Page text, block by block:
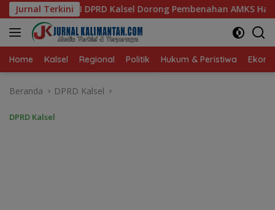
Langsung
ke
konten
Jurnal Terkini
Pembenahan AMKS Hasanuddin Ketua TP PKK
Home Kalsel Regional Politik Hukum & Peristiwa
Beranda DPRD Kalsel
DPRD Kalsel